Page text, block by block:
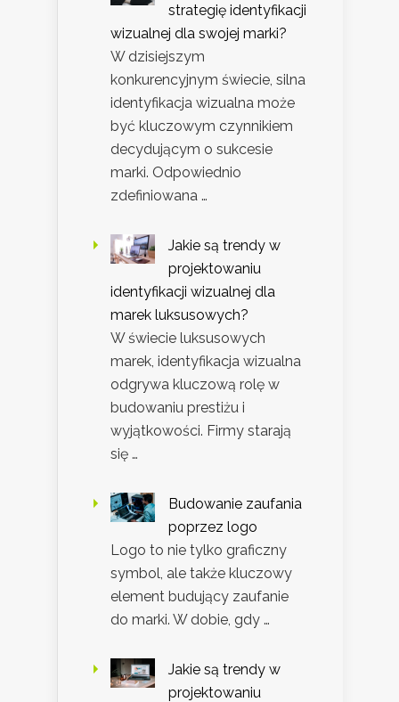
strategię identyfikacji
wizualnej dla swojej marki?
W dzisiejszym
konkurencyjnym świecie, silna
identyfikacja wizualna może
być kluczowym czynnikiem
decydującym o sukcesie
marki. Odpowiednio
zdefiniowana …
Jakie są trendy w
projektowaniu
identyfikacji wizualnej dla
marek luksusowych?
W świecie luksusowych
marek, identyfikacja wizualna
odgrywa kluczową rolę w
budowaniu prestiżu i
wyjątkowości. Firmy starają
się …
Budowanie zaufania
poprzez logo
Logo to nie tylko graficzny
symbol, ale także kluczowy
element budujący zaufanie
do marki. W dobie, gdy …
Jakie są trendy w
projektowaniu